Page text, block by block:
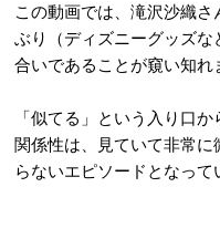
この動画では、滝沢沙織
ぶり（ディズニーグッズな
合いであることが窺い知れ
「似てる」という入り口
関係性は、見ていて非常に
らないエピソードとなって